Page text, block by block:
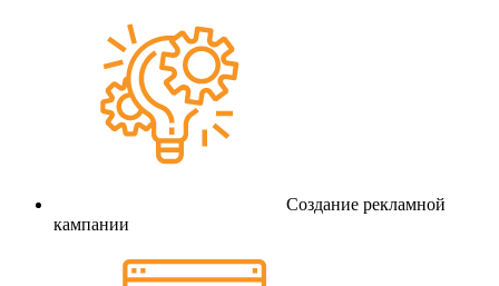
Создание рекламной
кампании